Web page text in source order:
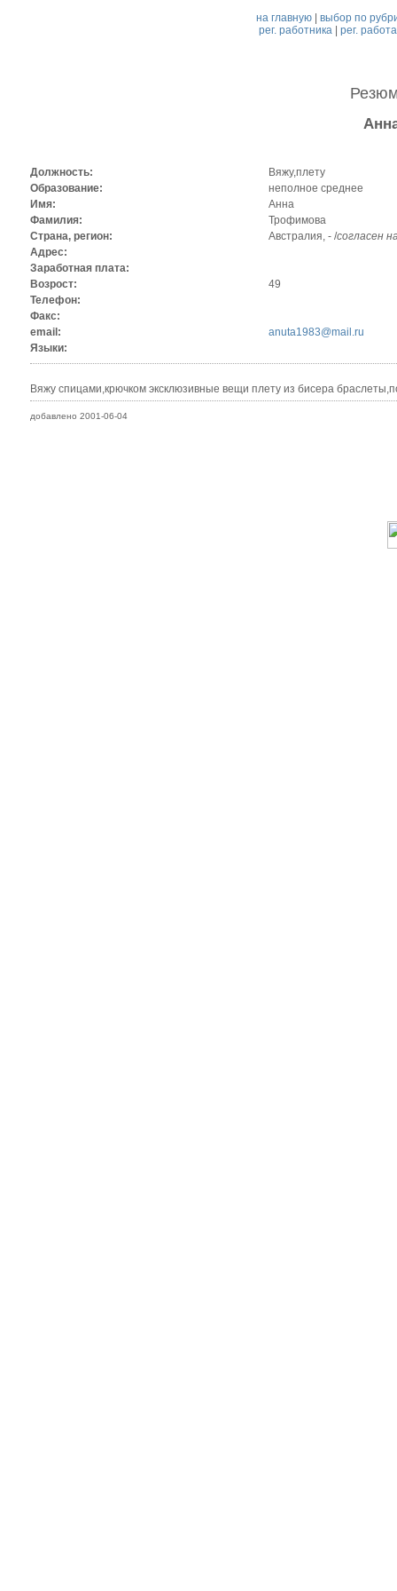
на главную |выбор по
рег. работника| рег.
Должность:
Вяжу,плету
Образование:
неполное среднее
Имя:
Анна
Фамилия:
Трофимова
Страна, регион:
Австралия, - /согласен
Адрес:
Заработная плата:
Возрост:
49
Телефон:
Факс:
email:
anuta1983@mail.ru
Языки:
Вяжу спицами,крючком эксклюзивные вещи плету из бисера
добавлено 2001-06-04